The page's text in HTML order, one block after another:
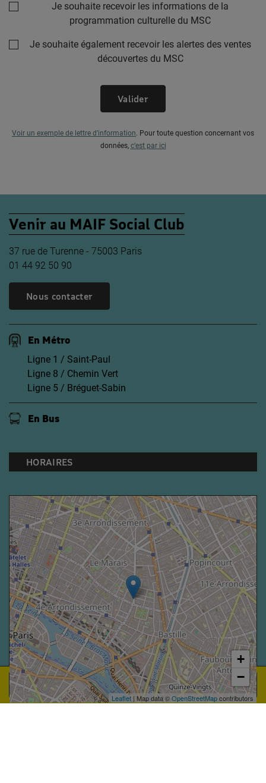
Réserver
Je souhaite recevoir les informations de la
programmation culturelle du MSC
Je souhaite également recevoir les alertes des ventes
découvertes du MSC
Valider
Voir un exemple de lettre d’information. Pour toute question concernant vos
données, c’est par ici
Venir au MAIF Social Club
37 rue de Turenne - 75003 Paris
01 44 92 50 90
Nous contacter
En Métro
Ligne 1 / Saint-Paul
Ligne 8 / Chemin Vert
Ligne 5 / Bréguet-Sabin
En Bus
HORAIRES
+
−
Leaflet | Map data ©OpenStreetMapcontributors